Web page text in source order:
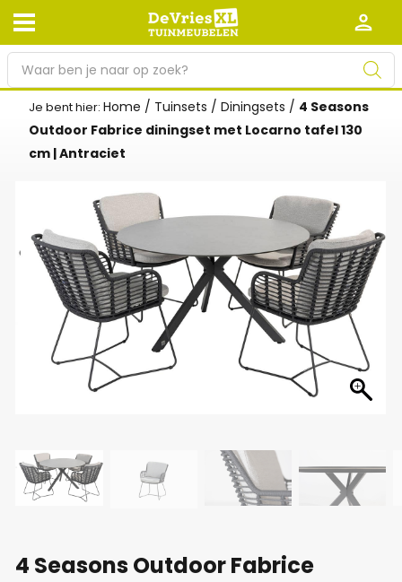
Afhalen en bezorgen Retourneren
Garantie
Zakelijk Werken bij De Vries XL
Tuinmeubelwinkel in de buurt
r
Je bent hier:Home / Tuinsets /Diningsets / 4 Seasons
Outdoor Fabrice diningset met Locarno tafel 130
cm | Antraciet
4 Seasons Outdoor Fabrice